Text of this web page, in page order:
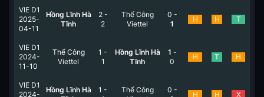
VIE D1
2025-
04-11
Hồng Lĩnh Hà
Tĩnh
2-
2
Thể Công
Viettel
0 -
1
H H T
VIE D1
2024-
11-10
Thể Công
Viettel
1 -
1
Hồng Lĩnh Hà
Tĩnh
1 -
0
H T H
VIE D1
2024-
Hồng Lĩnh Hà
1 -
Thể Công
0 -
H H X